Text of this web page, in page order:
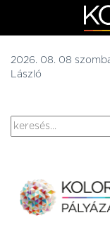
2026. 08. 08
László